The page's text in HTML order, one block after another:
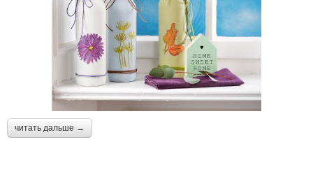
читать дальше →